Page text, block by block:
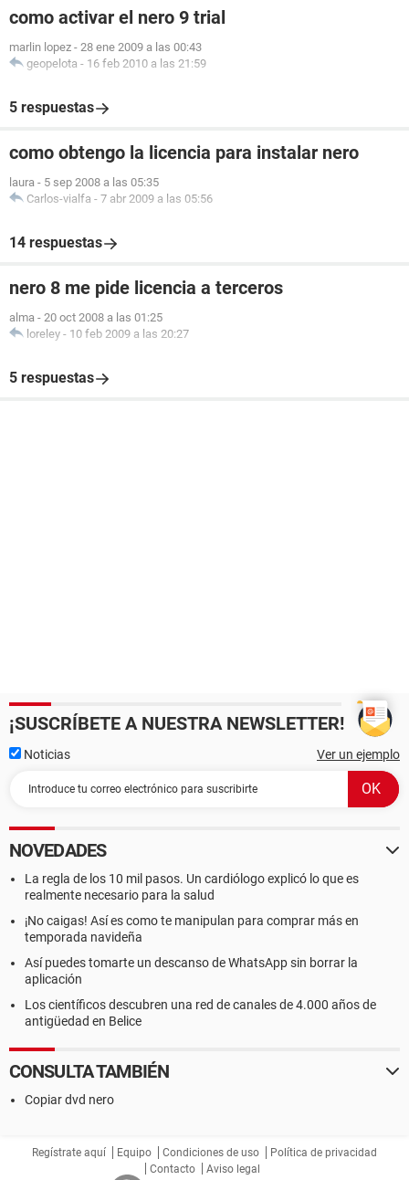
como activar el nero 9 trial
marlin lopez - 28 ene 2009 a las 00:43
geopelota - 16 feb 2010 a las 21:59
5 respuestas
como obtengo la licencia para instalar nero
laura - 5 sep 2008 a las 05:35
Carlos-vialfa - 7 abr 2009 a las 05:56
14 respuestas
nero 8 me pide licencia a terceros
alma - 20 oct 2008 a las 01:25
loreley - 10 feb 2009 a las 20:27
5 respuestas
¡SUSCRÍBETE A NUESTRA NEWSLETTER!
Noticias Ver un ejemplo
NOVEDADES
La regla de los 10 mil pasos. Un cardiólogo explicó lo que es
realmente necesario para la salud
¡No caigas! Así es como te manipulan para comprar más en
temporada navideña
Así puedes tomarte un descanso de WhatsApp sin borrar la
aplicación
Los científicos descubren una red de canales de 4.000 años de
antigüedad en Belice
CONSULTA TAMBIÉN
Copiar dvd nero
Regístrate aquí Equipo Condiciones de uso
Política de privacidad
Contacto
Aviso legal